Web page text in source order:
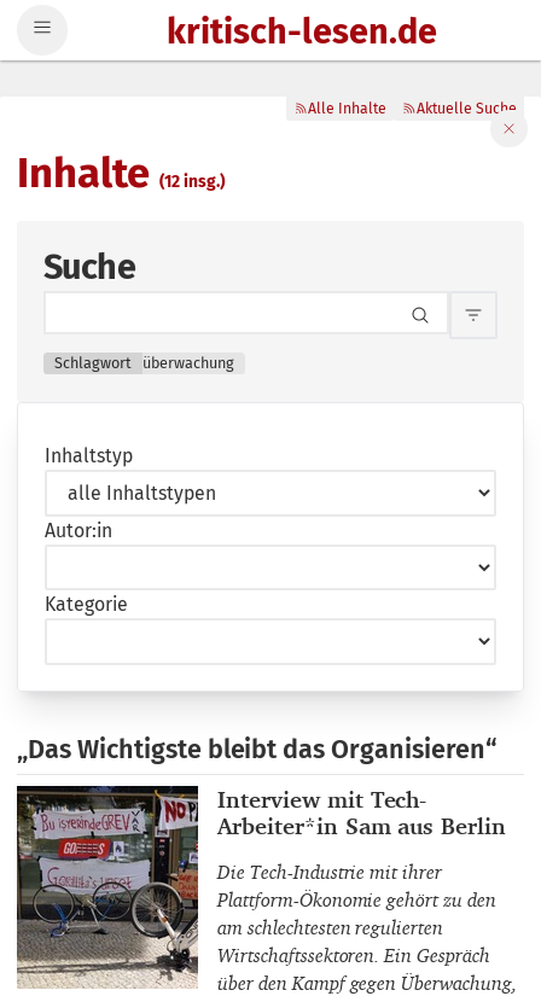
kritisch-lesen.de
Inhalte(12 insg.)
Alle Inhalte Aktuelle Suche
Suche
Schlagwort überwachung
Inhaltstyp
Autor:in
Kategorie
„Das Wichtigste bleibt das Organisieren“
Interviewpartner_innen
Interview mit Tech-
Arbeiter*in Sam aus Berlin
Die Tech-Industrie mit ihrer
Plattform-Ökonomie gehört zu den
am schlechtesten regulierten
Wirtschaftssektoren. Ein Gespräch
über den Kampf gegen Überwachung,